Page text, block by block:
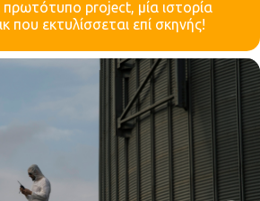
project, μία ιστορία
που εκτυλίσσεται επί σκηνής!